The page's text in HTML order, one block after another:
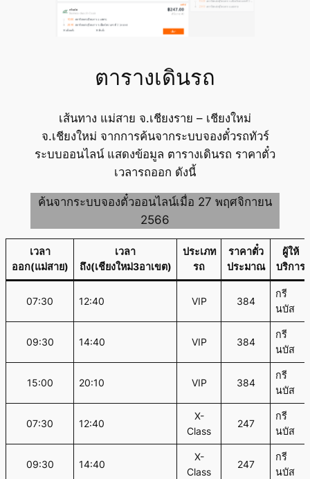
ตารางเดินรถ
เส้นทาง แม่สาย จ.เชียงราย – เชียงใหม่
จ.เชียงใหม่ จากการค้นจากระบบจองตั๋วรถทัวร์
ระบบออนไลน์ แสดงข้อมูล ตารางเดินรถ ราคาตั๋ว
เวลารถออก ดังนี้
ค้นจากระบบจองตั๋วออนไลน์เมื่อ 27 พฤศจิกายน
2566
เวลา
ออก(แม่สาย)
เวลา
ถึง(เชียงใหม่3อาเขต)
ประเภท
รถ
ราคาตั๋ว
ประมาณ
ผู้ให้
บริการ
07:30 12:40 VIP 384
กรี
นบัส
09:30 14:40 VIP 384
กรี
นบัส
15:00 20:10 VIP 384
กรี
นบัส
07:30 12:40
X-
Class
247
กรี
นบัส
09:30 14:40
X-
Class
247
กรี
นบัส